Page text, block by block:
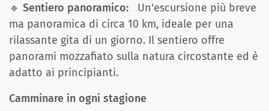
🔹 Sentiero panoramico:
Un'escursione più breve
ma panoramica di circa 10 km, ideale per una
rilassante gita di un giorno. Il sentiero offre
panorami mozzafiato sulla natura circostante ed è
adatto ai principianti.
Camminare in ogni stagione